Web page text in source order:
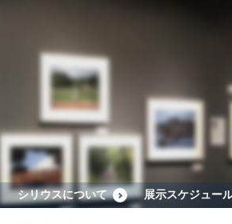
シリウスについて 展示スケジュー